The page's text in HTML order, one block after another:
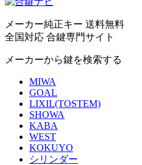
メーカー純正キー 送料無料
全国対応 合鍵専門サイト
メーカーから鍵を検索する
MIWA
GOAL
LIXIL(TOSTEM)
SHOWA
KABA
WEST
KOKUYO
シリンダー